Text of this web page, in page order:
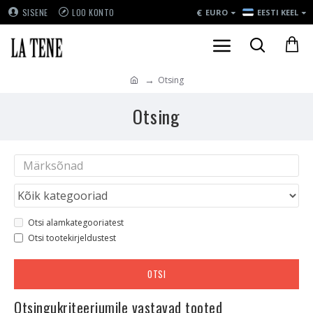
SISENE LOO KONTO € EURO EESTI KEEL
Otsing
Otsing
Otsi alamkategooriatest
Otsi tootekirjeldustest
OTSI
Otsingukriteeriumile vastavad tooted